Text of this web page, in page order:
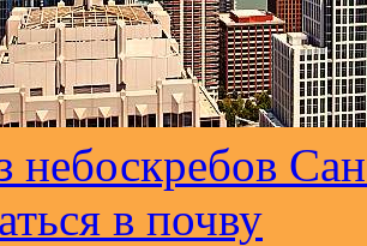
небоскребов
в почву